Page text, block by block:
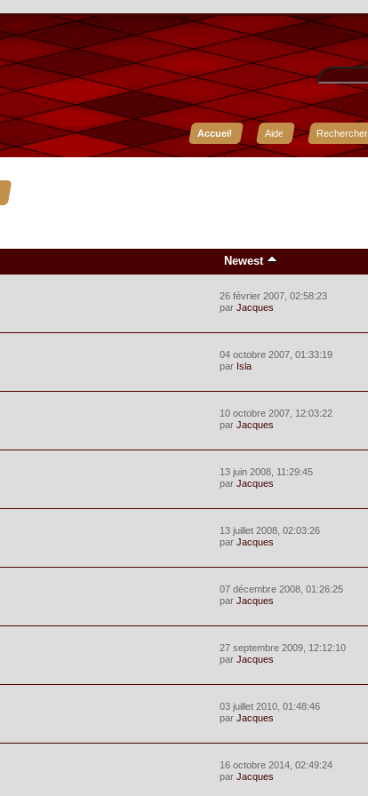
Accueil
Aide Rechercher
Newest
26 février 2007, 02:58:23
parJacques
04 octobre 2007, 01:33:19
par Isla
10 octobre 2007, 12:03:22
parJacques
13 juin 2008, 11:29:45
parJacques
13 juillet 2008, 02:03:26
parJacques
07 décembre 2008, 01:26:25
parJacques
27 septembre 2009, 12:12:10
parJacques
03 juillet 2010, 01:48:46
parJacques
16 octobre 2014, 02:49:24
parJacques